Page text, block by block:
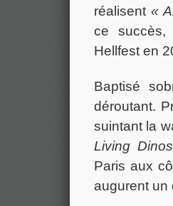
réalisent «
ce
Hellfest en
Baptisé
déroutant.
suintant la
Living
Paris aux
augurent un